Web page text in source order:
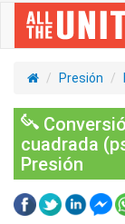
Presión
cuadrada
Presión